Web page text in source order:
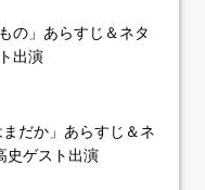
の」あらすじ＆ネタ
出演
だか」あらすじ＆ネ
史ゲスト出演